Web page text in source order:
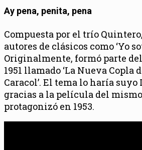
Ay pena, penita, pena
Compuesta por el trío
autores de clásicos como ‘Yo soy
Originalmente, formó parte
1951 llamado ‘La Nueva Copla
Caracol’. El tema lo haría suyo
gracias a la película del
protagonizó en 1953.